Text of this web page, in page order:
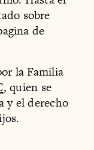
sobre
de
la Familia
, quien se
y el derecho